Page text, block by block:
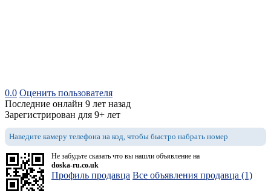
0.0 Оценить пользователя
Последние онлайн 9 лет назад
Зарегистрирован для 9+ лет
Наведите камеру телефона на код, чтобы быстро набрать номер
Не забудьте сказать что вы нашли объявление на
doska-ru.co.uk
Профиль продавца Все объявления продавца (1)